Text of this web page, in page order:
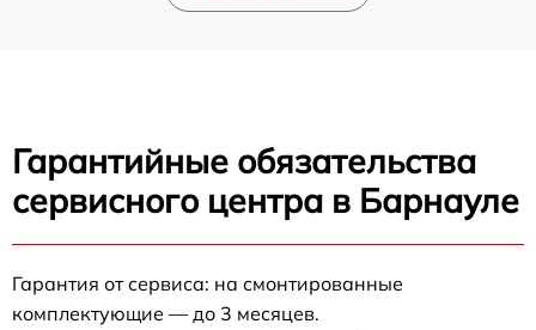
Гарантийные обязательства
сервисного центра в Барнауле
Гарантия от сервиса: на смонтированные
комплектующие — до 3 месяцев.